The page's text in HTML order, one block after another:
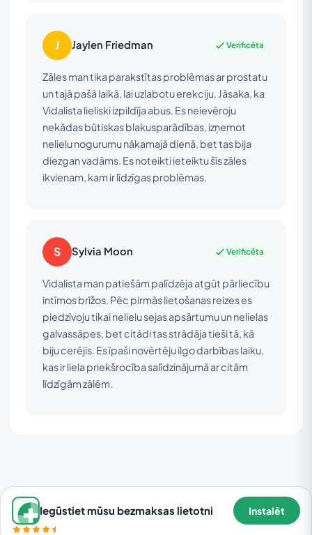
J Jaylen Friedman Verificēta
Zāles man tika parakstītas problēmas ar prostatu
un tajā pašā laikā, lai uzlabotu erekciju. Jāsaka, ka
Vidalista lieliski izpildīja abus. Es neievēroju
nekādas būtiskas blakusparādības, izņemot
nelielu nogurumu nākamajā dienā, bet tas bija
diezgan vadāms. Es noteikti ieteiktu šīs zāles
ikvienam, kam ir līdzīgas problēmas.
S Sylvia Moon Verificēta
Vidalista man patiešām palīdzēja atgūt pārliecību
intīmos brīžos. Pēc pirmās lietošanas reizes es
piedzīvoju tikai nelielu sejas apsārtumu un nelielas
galvassāpes, bet citādi tas strādāja tieši tā, kā
biju cerējis. Es īpaši novērtēju ilgo darbības laiku,
kas ir liela priekšrocība salīdzinājumā ar citām
līdzīgām zālēm.
Iegūstiet mūsu bezmaksas lietotni Instalēt